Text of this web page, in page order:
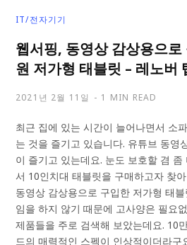
IT/전자기기
웹서핑, 동영상 감상용으로
원 저가형 태블릿 – 레노버
2021년 2월 11일 1 MIN READ
최근 집에 있는 시간이 늘어나면서 소
는 것을 즐기고 있습니다. 유튜브 동영
이 즐기고 있는데요. 눈도 보호할 겸
서 10인치대 태블릿을 구매하고자 찾
동영상 감상용으로 구입한 저가형 태
임을 하지 않기 때문에 고사양은 필요
제품들을 주로 검색해 보았는데요. 10
드의 매력적인 스펙이 인상적이더라구